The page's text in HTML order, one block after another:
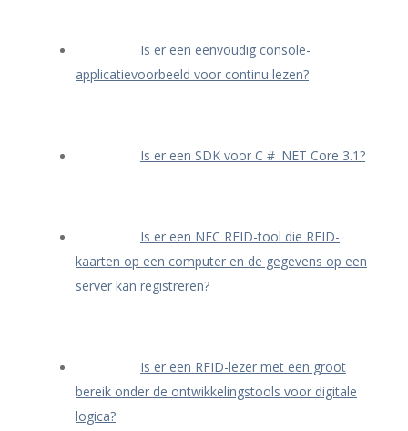
Is er een eenvoudig console-
applicatievoorbeeld voor continu lezen?
Is er een SDK voor C # .NET Core 3.1?
Is er een NFC RFID-tool die RFID-
kaarten op een computer en de gegevens op een
server kan registreren?
Is er een RFID-lezer met een groot
bereik onder de ontwikkelingstools voor digitale
logica?